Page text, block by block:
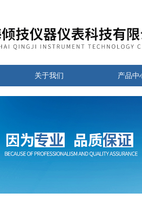
关于我们 产品中